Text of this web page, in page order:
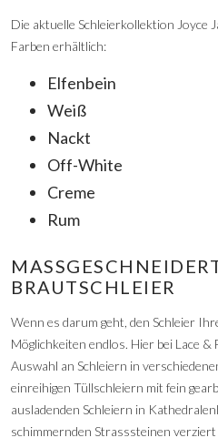
Die aktuelle Schleierkollektion Joyce
Farben erhältlich:
Elfenbein
Weiß
Nackt
Off-White
Creme
Rum
RAUTSCHLEIER
Wenn es darum geht, den Schleier
Möglichkeiten endlos. Hier bei Lace
Auswahl an Schleiern in
einreihigen Tüllschleiern mit fein
ausladenden Schleiern in
schimmernden Strasssteinen verziert